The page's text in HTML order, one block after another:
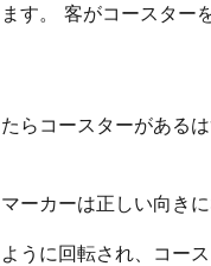
す。 客がコースター
らコースターがある
ーカーは正しい向きに
うに回転され、コー